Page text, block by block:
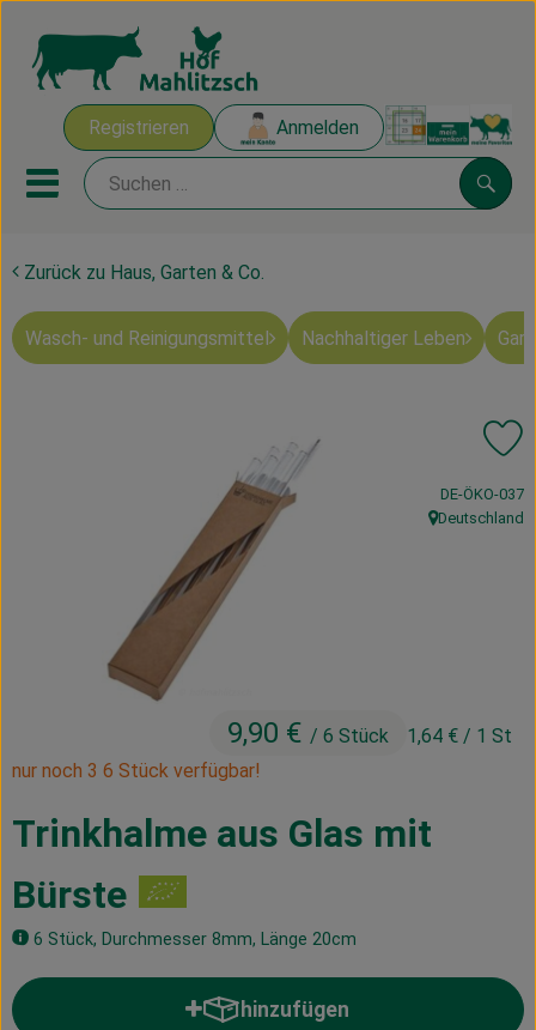
Registrieren Anmelden
Mobiles Menu öffnen oder
Ökokisten
Mahlitzscher Produkte
Vorratskammer
Getränke
Neues vom Hof
Zurück zu Haus, Garten & Co.
Wasch- und Reinigungsmittel Nachhaltiger Leben
Trinkhalme aus Glas mit
Bürste
6 Stück, Durchmesser 8mm, Länge 20cm
9,90 € / 6 Stück 1,64 € / 1 St
nur noch 3 6 Stück verfügbar!
,DE-ÖKO-037
, Herkunft:
Deutschland
hinzufügen
Produkt zum Warenkorb